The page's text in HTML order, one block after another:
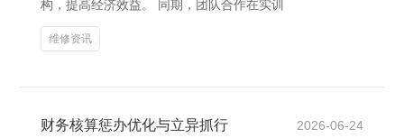
构，提高经济效益。 同期，团队合作在实训
维修资讯
财务核算惩办优化与立异抓行 2026-06-24